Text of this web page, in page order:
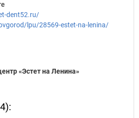
dent52.ru/
lpu/28569-estet-na-lenina/
«Эстет на Ленина»